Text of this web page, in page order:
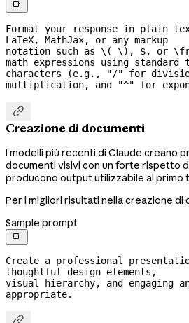

Format your response in plain
LaTeX, MathJax, or any markup
notation such as \( \), $, or
math expressions using standard
characters (e.g., "/" for
multiplication, and "^" for

Creazione di documenti
I modelli più recenti di Claude creano
documenti visivi con un forte rispetto
producono output utilizzabile al primo
Per i migliori risultati nella creazione di
Sample prompt

Create a professional
thoughtful design elements,
visual hierarchy, and engaging
appropriate.